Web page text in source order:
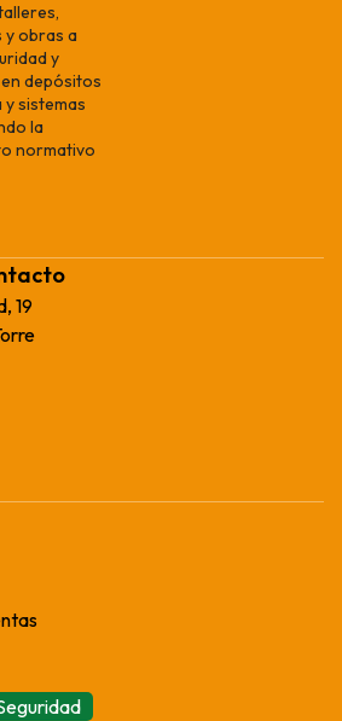
y obras a
y
depósitos
y sistemas
la
normativo
19